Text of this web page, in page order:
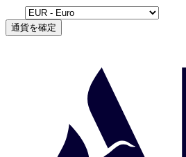
通貨を確定